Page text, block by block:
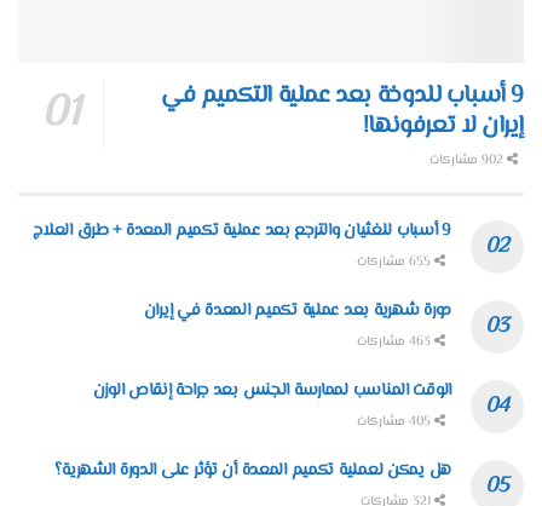
9 أسباب للدوخة بعد عملية التكميم في
إيران لا تعرفونها!
9 أسباب للغثيان والترجع بعد عملية تكميم المعدة + طرق العلاج
دورة شهرية بعد عملية تكميم المعدة في إيران
الوقت المناسب لممارسة الجنس بعد جراحة إنقاص الوزن
هل يمكن لعملية تكميم المعدة أن تؤثر على الدورة الشهرية؟